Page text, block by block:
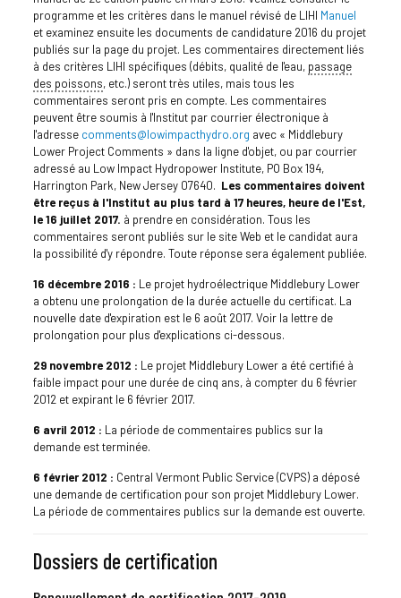
programme et les critères dans le manuel révisé de LIHI Manuel
et examinez ensuite les documents de candidature 2016 du projet
publiés sur la page du projet. Les commentaires directement liés
à des critères LIHI spécifiques (débits, qualité de l'eau, passage
des poissons, etc.) seront très utiles, mais tous les
commentaires seront pris en compte. Les commentaires
peuvent être soumis à l'Institut par courrier électronique à
l'adresse comments@lowimpacthydro.org avec « Middlebury
Lower Project Comments » dans la ligne d'objet, ou par courrier
adressé au Low Impact Hydropower Institute, PO Box 194,
Harrington Park, New Jersey 07640. Les commentaires doivent
être reçus à l'Institut au plus tard à 17 heures, heure de l'Est,
le 16 juillet 2017. à prendre en considération. Tous les
commentaires seront publiés sur le site Web et le candidat aura
la possibilité d'y répondre. Toute réponse sera également publiée.
16 décembre 2016 : Le projet hydroélectrique Middlebury Lower
a obtenu une prolongation de la durée actuelle du certificat. La
nouvelle date d'expiration est le 6 août 2017. Voir la lettre de
prolongation pour plus d'explications ci-dessous.
29 novembre 2012 : Le projet Middlebury Lower a été certifié à
faible impact pour une durée de cinq ans, à compter du 6 février
2012 et expirant le 6 février 2017.
6 avril 2012 : La période de commentaires publics sur la
demande est terminée.
6 février 2012 : Central Vermont Public Service (CVPS) a déposé
une demande de certification pour son projet Middlebury Lower.
La période de commentaires publics sur la demande est ouverte.
Dossiers de certification